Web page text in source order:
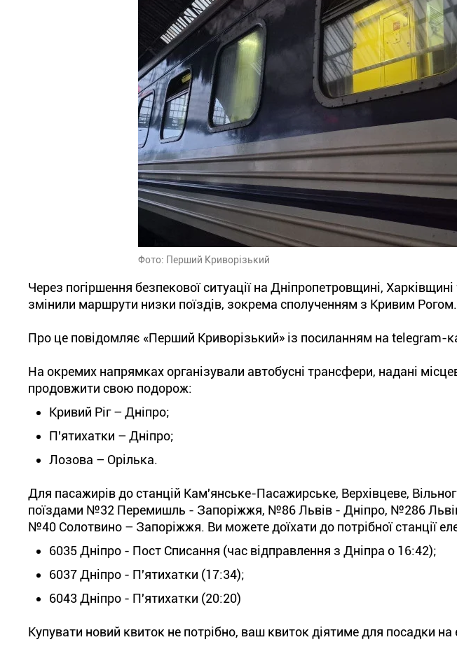
Фото: Перший Криворізький
Через погіршення безпекової ситуації на Дніпропетровщині,
змінили маршрути низки поїздів, зокрема сполученням з Кривим Рогом.
Про це повідомляє «Перший Криворізький» із посиланням на telegram-
На окремих напрямках організували автобусні трансфери, надані
продовжити свою подорож:
Кривий Ріг – Дніпро;
П'ятихатки – Дніпро;
Лозова – Орілька.
Для пасажирів до станцій Кам'янське-Пасажирське, Верхівцеве,
поїздами №32 Перемишль - Запоріжжя, №86 Львів - Дніпро, №286
№40 Солотвино – Запоріжжя. Ви можете доїхати до потрібної станції
6035 Дніпро - Пост Списання (час відправлення з Дніпра о 16:42);
6037 Дніпро - П'ятихатки (17:34);
6043 Дніпро - П'ятихатки (20:20)
Купувати новий квиток не потрібно, ваш квиток діятиме для посадки на